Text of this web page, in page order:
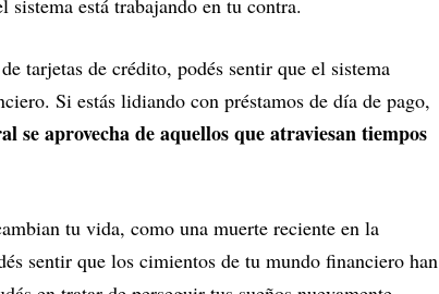
sistema está trabajando en tu contra.
tarjetas de crédito, podés sentir que el sistema
Si estás lidiando con préstamos de día de pago,
se aprovecha de aquellos que atraviesan tiempos
tu vida, como una muerte reciente en la
sentir que los cimientos de tu mundo financiero han